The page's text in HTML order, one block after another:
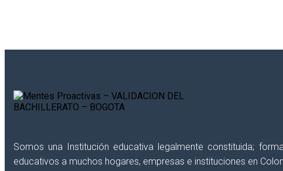
Somos una Institución educativa legalmente constituida;
educativos a muchos hogares, empresas e instituciones en
CLOSE